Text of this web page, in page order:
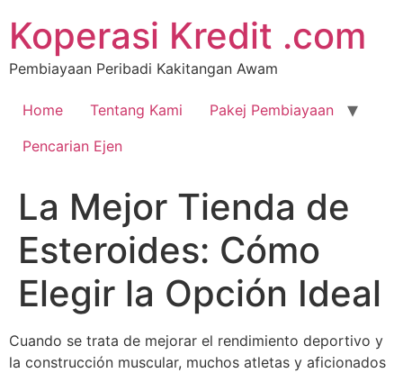
Koperasi Kredit .com
Pembiayaan Peribadi Kakitangan Awam
Home Tentang Kami
Pakej Pembiayaan
Pencarian Ejen
La Mejor Tienda de
Esteroides: Cómo
Elegir la Opción Ideal
Cuando se trata de mejorar el rendimiento deportivo y
la construcción muscular, muchos atletas y aficionados